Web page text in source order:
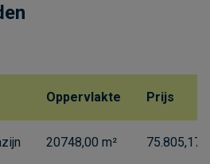
Oppervlakte Prijs
20748,00 m² 75.805,17